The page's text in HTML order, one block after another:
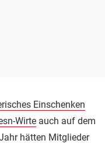
Einschenken
Wirte auch auf dem
hätten Mitglieder